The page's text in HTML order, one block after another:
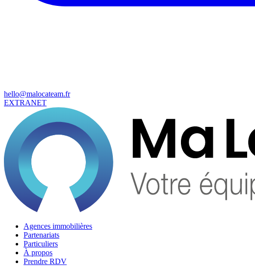
hello@malocateam.fr
EXTRANET
Agences immobilières
Partenariats
Particuliers
À propos
Prendre RDV